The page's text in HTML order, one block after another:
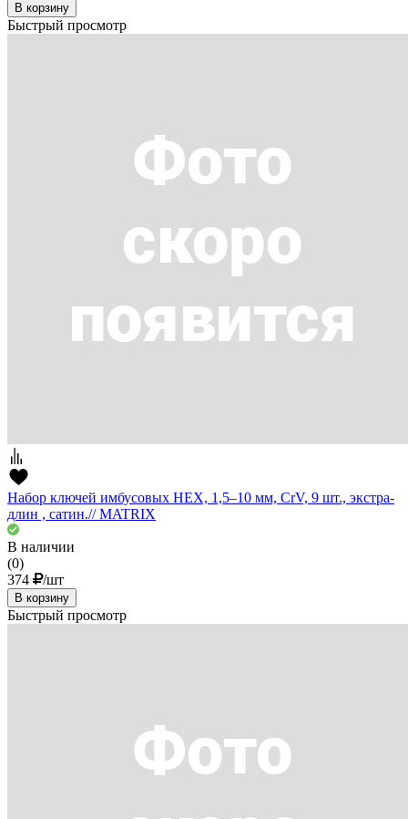
В корзину
Быстрый просмотр
Набор ключей имбусовых HEX, 1,5–10 мм, CrV, 9 шт., экстра-
длин , сатин.// MATRIX
В наличии
(0)
374
/шт
В корзину
Быстрый просмотр